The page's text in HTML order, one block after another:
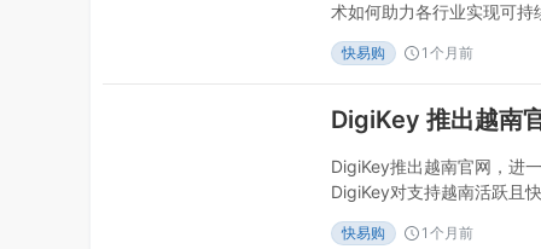
术如何助力各行业实现可
06月24日DigiKey推出《
后的元器件及技术。全球
领域，先进电
快易购 1个月前
DigiKey推出越南官网，进
DigiKey对支持越南活跃且
夫里弗福尔斯市-2026年
制造市场提供支持。全球
快易购 1个月前